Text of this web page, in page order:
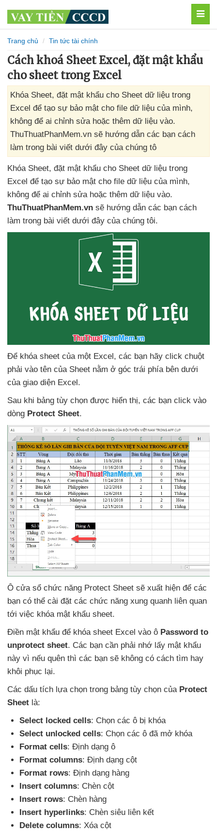
Trang chủ Tin tức tài chính
Cách khoá Sheet Excel, đặt mật khẩu
cho sheet trong Excel
Khóa Sheet, đặt mật khẩu cho Sheet dữ liệu trong
Excel để tạo sự bảo mật cho file dữ liệu của mình,
không để ai chỉnh sửa hoặc thêm dữ liệu vào.
ThuThuatPhanMem.vn sẽ hướng dẫn các bạn cách
làm trong bài viết dưới đây của chúng tô
Khóa Sheet, đặt mật khẩu cho Sheet dữ liệu trong
Excel để tạo sự bảo mật cho file dữ liệu của mình,
không để ai chỉnh sửa hoặc thêm dữ liệu vào.
ThuThuatPhanMem.vn sẽ hướng dẫn các bạn cách
làm trong bài viết dưới đây của chúng tôi.
Để khóa sheet của một Excel, các bạn hãy click chuột
phải vào tên của Sheet nằm ở góc trái phía bên dưới
của giao diện Excel.
Sau khi bảng tùy chọn được hiển thị, các bạn click vào
dòng Protect Sheet.
Ô cửa sổ chức năng Protect Sheet sẽ xuất hiện để các
bạn có thể cài đặt các chức năng xung quanh liên quan
tới việc khóa mật khẩu sheet.
Điền mật khẩu để khóa sheet Excel vào ô Password to
unprotect sheet. Các bạn cần phải nhớ lấy mật khẩu
này vì nếu quên thì các bạn sẽ không có cách tìm hay
khôi phục lại.
Các dấu tích lựa chọn trong bảng tùy chọn của Protect
Sheet là:
Select locked cells: Chọn các ô bị khóa
Select unlocked cells: Chọn các ô đã mở khóa
Format cells: Định dạng ô
Format columns: Định dạng cột
Format rows: Định dạng hàng
Insert columns: Chèn cột
Insert rows: Chèn hàng
Insert hyperlinks: Chèn siêu liên kết
Delete columns: Xóa cột